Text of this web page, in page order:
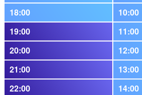
18:00
10:00
19:00
11:00
20:00
12:00
21:00
13:00
22:00
14:00